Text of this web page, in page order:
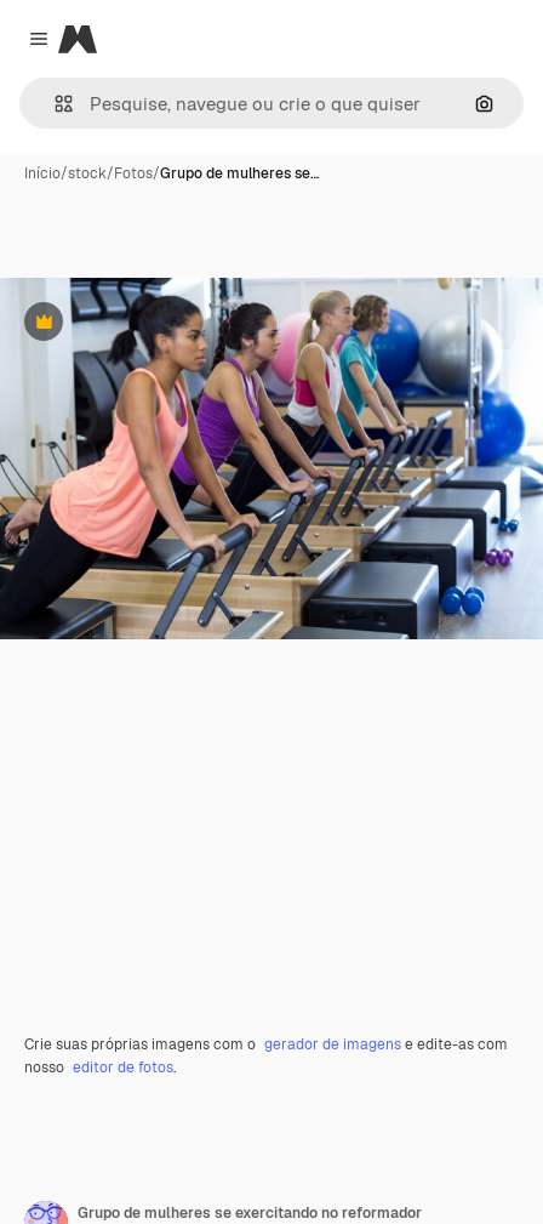
Close menu
Magnific
Início/stock/Fotos/Grupo de mulheres se…
Premium
Crie suas próprias imagens com o gerador de imagense edite-as com
nosso editor de fotos.
Grupo de mulheres se exercitando no reformador